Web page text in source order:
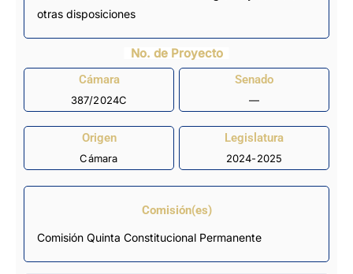
otras disposiciones
No. de Proyecto
Cámara
387/2024C
Senado
—
Origen
Cámara
Legislatura
2024-2025
Comisión(es)
Comisión Quinta Constitucional Permanente